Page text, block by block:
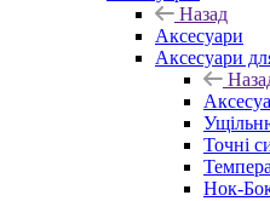
Назад
Аксесуари
Аксесуари
Точні
Темпера
Нок-